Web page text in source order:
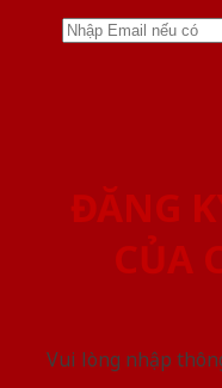
ĐĂNG
CỦA
Vui lòng nhập